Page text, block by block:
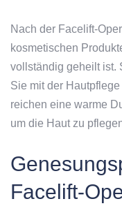
Nach der Facelift-
kosmetischen
vollständig geheilt ist.
Sie mit der
reichen eine warme
um die Haut zu
Facelift-